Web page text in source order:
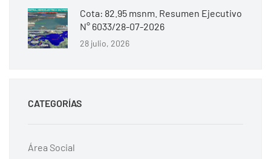
Cota: 82.95 msnm. Resumen Ejecutivo
N° 6033/28-07-2026
28 julio, 2026
CATEGORÍAS
Área Social